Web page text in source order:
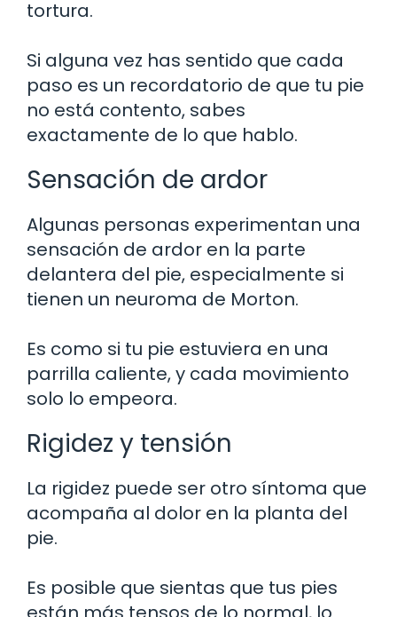
tortura.
Si alguna vez has sentido que cada
paso es un recordatorio de que tu pie
no está contento, sabes
exactamente de lo que hablo.
Sensación de ardor
Algunas personas experimentan una
sensación de ardor en la parte
delantera del pie, especialmente si
tienen un neuroma de Morton.
Es como si tu pie estuviera en una
parrilla caliente, y cada movimiento
solo lo empeora.
Rigidez y tensión
La rigidez puede ser otro síntoma que
acompaña al dolor en la planta del
pie.
Es posible que sientas que tus pies